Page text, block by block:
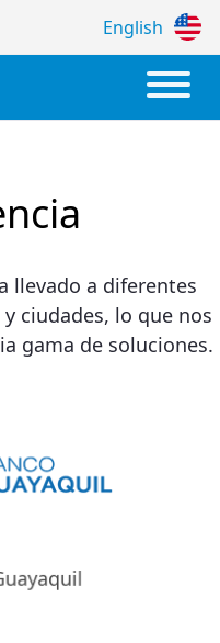
English
llevado a diferentes
ciudades, lo que nos
gama de soluciones.